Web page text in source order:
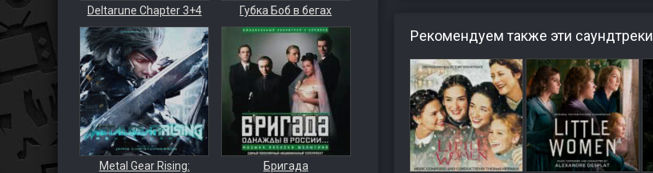
Deltarune Chapter 3+4 Губка Боб в бегах
Metal Gear Rising:
Бригада
Рекомендуем также эти саундтреки